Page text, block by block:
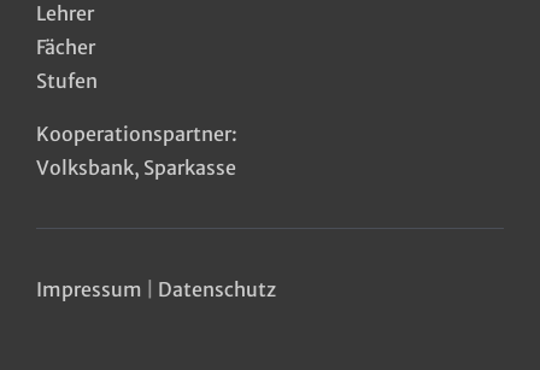
Lehrer
Fächer
Stufen
Kooperationspartner:
Volksbank, Sparkasse
Impressum Datenschutz